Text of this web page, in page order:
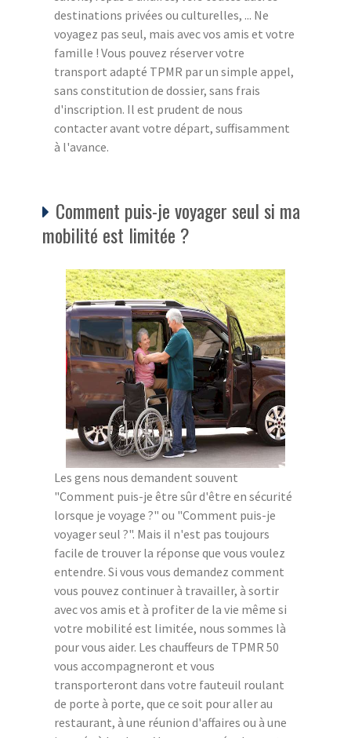
destinations privées ou culturelles, ... Ne
voyagez pas seul, mais avec vos amis et votre
famille ! Vous pouvez réserver votre
transport adapté TPMR par un simple appel,
sans constitution de dossier, sans frais
d'inscription. Il est prudent de nous
contacter avant votre départ, suffisamment
à l'avance.
Comment puis-je voyager seul si ma
mobilité est limitée ?
Les gens nous demandent souvent
"Comment puis-je être sûr d'être en sécurité
lorsque je voyage ?" ou "Comment puis-je
voyager seul ?". Mais il n'est pas toujours
facile de trouver la réponse que vous voulez
entendre. Si vous vous demandez comment
vous pouvez continuer à travailler, à sortir
avec vos amis et à profiter de la vie même si
votre mobilité est limitée, nous sommes là
pour vous aider. Les chauffeurs de TPMR 50
vous accompagneront et vous
transporteront dans votre fauteuil roulant
de porte à porte, que ce soit pour aller au
restaurant, à une réunion d'affaires ou à une